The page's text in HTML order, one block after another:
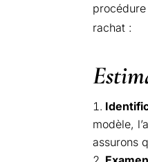
rachat :
modèle,
assurons